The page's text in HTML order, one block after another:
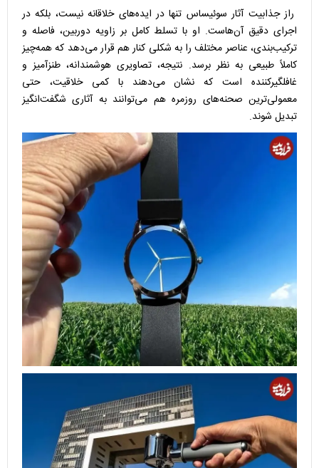
راز جذابیت آثار سوئیساس تنها در ایده‌های خلاقانه نیست، بلکه در
اجرای دقیق آن‌هاست. او با تسلط کامل بر زاویه دوربین، فاصله و
ترکیب‌بندی، عناصر مختلف را به شکلی کنار هم قرار می‌دهد که همه‌چیز
کاملاً طبیعی به نظر برسد. نتیجه، تصاویری هوشمندانه، طنزآمیز و
غافلگیرکننده است که نشان می‌دهند با کمی خلاقیت، حتی
معمولی‌ترین صحنه‌های روزمره هم می‌توانند به آثاری شگفت‌انگیز
تبدیل شوند.